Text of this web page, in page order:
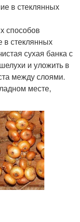
в стеклянных
способов
в стеклянных
сухая банка с
и уложить в
между слоями.
месте,